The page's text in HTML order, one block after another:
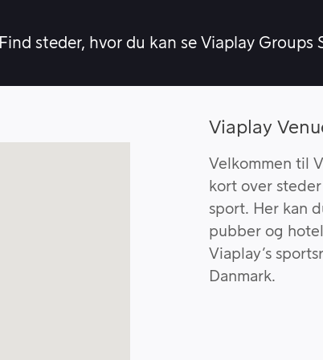
Find steder, hvor du kan se Viaplay Groups
Viaplay
Velkommen til
kort over
sport. Her kan
pubber og
Viaplay’s
Danmark.